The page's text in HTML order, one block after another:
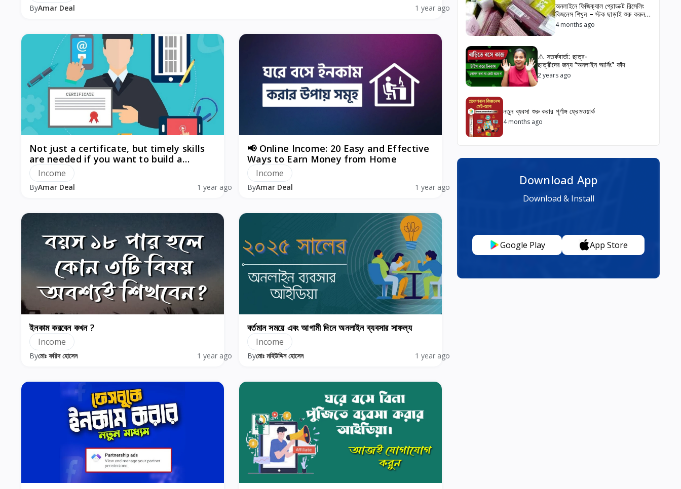
ByAmar Deal 1 year ago
Not just a certificate, but timely skills
are needed if you want to build a
career!
Income
ByAmar Deal 1 year ago
📢 Online Income: 20 Easy and Effective
Ways to Earn Money from Home
Income
ByAmar Deal 1 year ago
ইনকাম করবেন কখন ?
Income
Byমোঃ ফরিদ হোসেন 1 year ago
বর্তমান সময়ে এবং আগামী দিনে অনলাইন ব্যবসার সাফল্য
Income
Byমোঃ মহিউদ্দিন হোসেন 1 year ago
অনলাইনে ফিজিক্যাল প্রোডাক্ট রিসেলিং
বিজনেস শিখুন – স্টক ছাড়াই শুরু করুন
লাভজনক ব্যবসা
4 months ago
⚠️ সতর্কবার্তা: ছাত্র-
ছাত্রীদের জন্য “অনলাইন আর্নিং” ফাঁদ
2 years ago
নতুন ব্যবসা শুরু করার পূর্ণাঙ্গ ফ্রেমওয়ার্ক
4 months ago
Download App
Download & Install
Google Play App Store